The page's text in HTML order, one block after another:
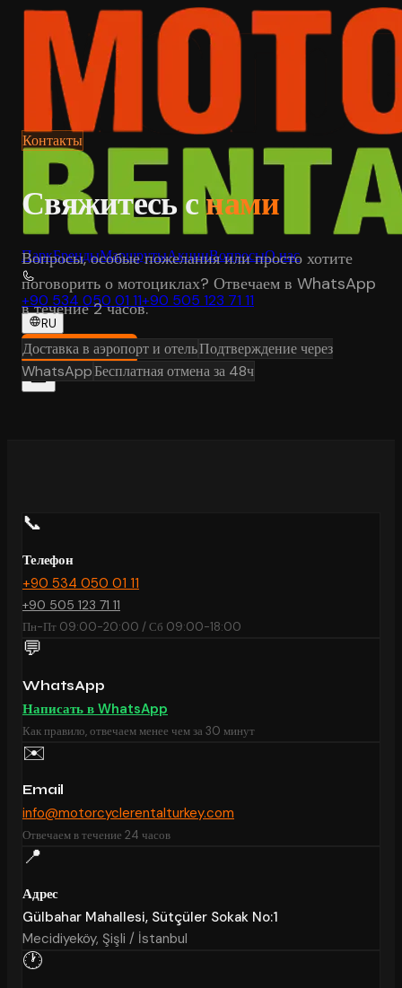
ПаркБрендыМаршрутыАкцииВопросыО нас
+90 534 050 01 11+90 505 123 71 11
RU
Забронировать
Контакты
Свяжитесь снами
Вопросы, особые пожелания или просто хотите
поговорить о мотоциклах? Отвечаем в WhatsApp
в течение 2 часов.
Доставка в аэропорт и отельПодтверждение через
WhatsAppБесплатная отмена за 48ч
📞
Телефон
+90 534 050 01 11
+90 505 123 71 11
Пн-Пт 09:00-20:00 / Сб 09:00-18:00
💬
WhatsApp
Написать в WhatsApp
Как правило, отвечаем менее чем за 30 минут
✉️
Email
info@motorcyclerentalturkey.com
Отвечаем в течение 24 часов
📍
Адрес
Gülbahar Mahallesi, Sütçüler Sokak No:1
Mecidiyeköy, Şişli / İstanbul
🕐